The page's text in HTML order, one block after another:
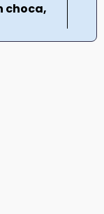
choca,